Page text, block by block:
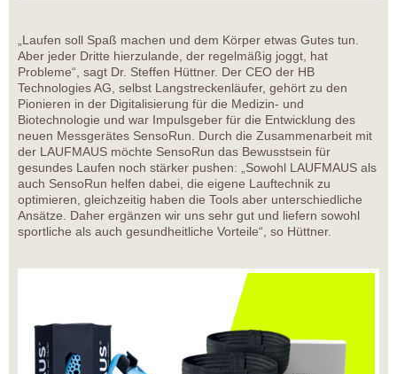
„Laufen soll Spaß machen und dem Körper etwas Gutes tun.
Aber jeder Dritte hierzulande, der regelmäßig joggt, hat
Probleme“, sagt Dr. Steffen Hüttner. Der CEO der HB
Technologies AG, selbst Langstreckenläufer, gehört zu den
Pionieren in der Digitalisierung für die Medizin- und
Biotechnologie und war Impulsgeber für die Entwicklung des
neuen Messgerätes SensoRun. Durch die Zusammenarbeit mit
der LAUFMAUS möchte SensoRun das Bewusstsein für
gesundes Laufen noch stärker pushen: „Sowohl LAUFMAUS als
auch SensoRun helfen dabei, die eigene Lauftechnik zu
optimieren, gleichzeitig haben die Tools aber unterschiedliche
Ansätze. Daher ergänzen wir uns sehr gut und liefern sowohl
sportliche als auch gesundheitliche Vorteile“, so Hüttner.